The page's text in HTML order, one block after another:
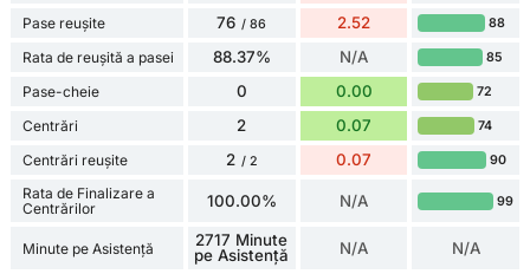
Pase reușite 76 / 86 2.52 88
Rata de reușită a pasei 88.37% N/A 85
Pase-cheie 0 0.00 72
Centrări 2 0.07 74
Centrări reușite 2 / 2 0.07 90
Rata de Finalizare a
Centrărilor
100.00% N/A 99
Minute pe Asistență
2717 Minute
pe Asistență
N/A N/A